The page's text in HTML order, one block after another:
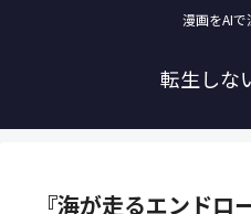
漫画をAIで
転生しな
『海が走るエンド